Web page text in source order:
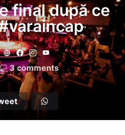
final după ce
3 comments